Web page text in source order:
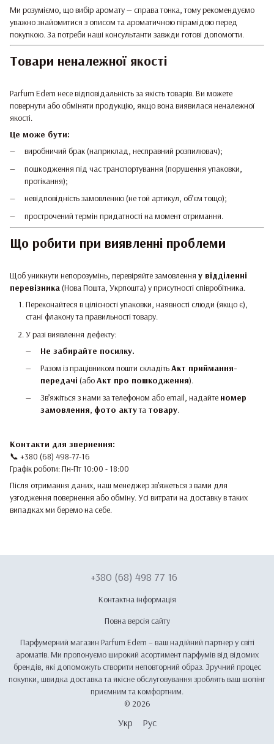
Ми розуміємо, що вибір аромату — справа тонка, тому рекомендуємо
уважно знайомитися з описом та ароматичною пірамідою перед
покупкою. За потреби наші консультанти завжди готові допомогти.
Товари неналежної якості
Parfum Edem несе відповідальність за якість товарів. Ви можете
повернути або обміняти продукцію, якщо вона виявилася неналежної
якості.
Це може бути:
виробничий брак (наприклад, несправний розпилювач);
пошкодження під час транспортування (порушення упаковки,
протікання);
невідповідність замовленню (не той артикул, об’єм тощо);
прострочений термін придатності на момент отримання.
Що робити при виявленні проблеми
Щоб уникнути непорозумінь, перевіряйте замовлення у відділенні
перевізника(Нова Пошта, Укрпошта) у присутності співробітника.
Переконайтеся в цілісності упаковки, наявності слюди (якщо є),
стані флакону та правильності товару.
У разі виявлення дефекту:
Не забирайте посилку.
Разом із працівником пошти складітьАкт приймання-
передачі (абоАкт про пошкодження).
Зв’яжіться з нами за телефоном або email, надайте номер
замовлення, фото актута товару.
Контакти для звернення:
📞 +380 (68) 498-77-16
Графік роботи: Пн-Пт 10:00 - 18:00
Після отримання даних, наш менеджер зв’яжеться з вами для
узгодження повернення або обміну. Усі витрати на доставку в таких
випадках ми беремо на себе.
+380 (68) 498 77 16
Контактна інформація
Повна версія сайту
Парфумерний магазин Parfum Edem – ваш надійний партнер у світі
ароматів. Ми пропонуємо широкий асортимент парфумів від відомих
брендів, які допоможуть створити неповторний образ. Зручний процес
покупки, швидка доставка та якісне обслуговування зроблять ваш шопінг
приємним та комфортним.
© 2026
Укр Рус